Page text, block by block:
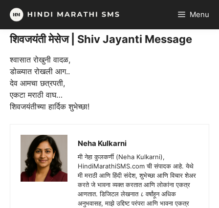
Skip
content
Menu
शिवजयंती मेसेज | Shiv Jayanti Message
श्वासात रोखुनी वादळ,
डोळ्यात रोखली आग..
देव आमचा छत्रपती,
एकटा मराठी वाघ…
शिवजयंतीच्या हार्दिक शुभेच्छा!
Neha Kulkarni
मी नेहा कुलकर्णी (Neha Kulkarni),
HindiMarathiSMS.com ची संपादक आहे. येथे
मी मराठी आणि हिंदी संदेश, शुभेच्छा आणि विचार शेअर
करते जे भावना व्यक्त करतात आणि लोकांना एकत्र
आणतात. डिजिटल लेखनात ८ वर्षांहून अधिक
अनुभवासह, माझे उद्दिष्ट परंपरा आणि भावना एकत्र